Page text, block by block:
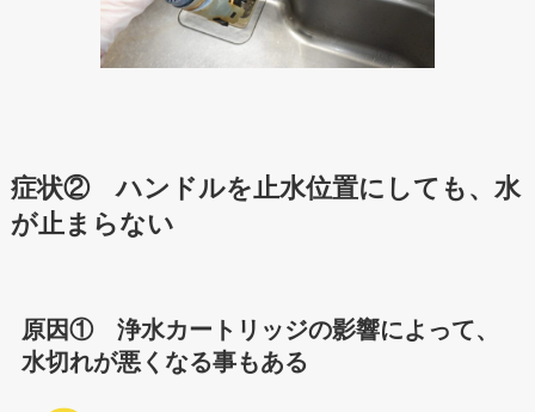
症状② ハンドルを止水位置にしても、水
が止まらない
原因① 浄水カートリッジの影響によって、
水切れが悪くなる事もある